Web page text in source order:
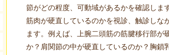
節がどの程度、可動域があるかを確認しま
筋肉が硬直しているのかを視診、触診しな
ます。例えば、上腕二頭筋の筋腱移行部が
か？肩関節の中が硬直しているのか？胸鎖